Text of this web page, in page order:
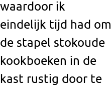
waardoor ik
eindelijk tijd had om
de stapel stokoude
kookboeken in de
kast rustig door te